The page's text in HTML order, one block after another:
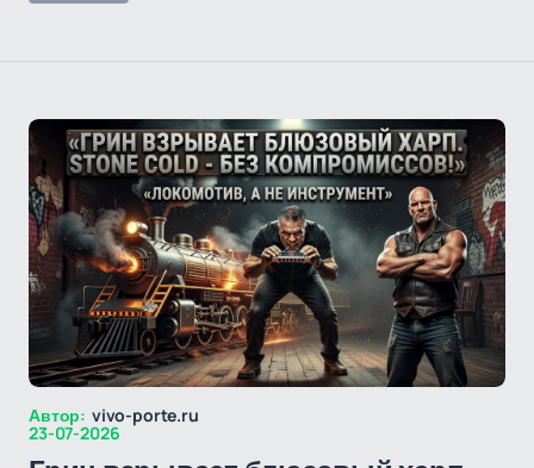
Автор: vivo-porte.ru
23-07-2026